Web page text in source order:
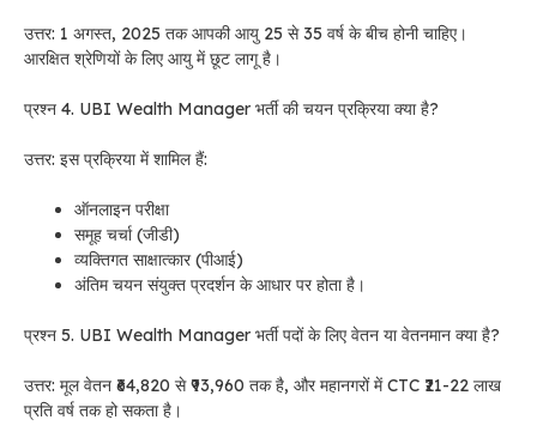
उत्तर: 1 अगस्त, 2025 तक आपकी आयु 25 से 35 वर्ष के बीच होनी चाहिए।
आरक्षित श्रेणियों के लिए आयु में छूट लागू है।
प्रश्न 4. UBI Wealth Manager भर्ती की चयन प्रक्रिया क्या है?
उत्तर: इस प्रक्रिया में शामिल हैं:
ऑनलाइन परीक्षा
समूह चर्चा (जीडी)
व्यक्तिगत साक्षात्कार (पीआई)
अंतिम चयन संयुक्त प्रदर्शन के आधार पर होता है।
प्रश्न 5. UBI Wealth Manager भर्ती पदों के लिए वेतन या वेतनमान क्या है?
उत्तर: मूल वेतन ₹64,820 से ₹93,960 तक है, और महानगरों में CTC ₹21-22 लाख
प्रति वर्ष तक हो सकता है।